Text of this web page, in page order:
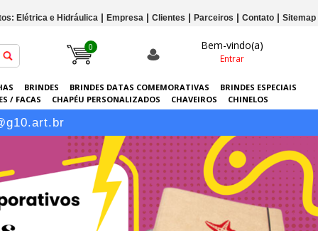
Elétrica e Hidráulica Empresa Clientes Parceiros Contato Sitemap
0 Bem-vindo(a)
Entrar
BRINDES BRINDES DATAS COMEMORATIVAS
BRINDES ESPECIAIS
/ FACAS
CHAPÉU PERSONALIZADOS CHAVEIROS
CHINELOS
GRÁFICA GUARDA-CHUVAS KITS LANÇAMENTOS